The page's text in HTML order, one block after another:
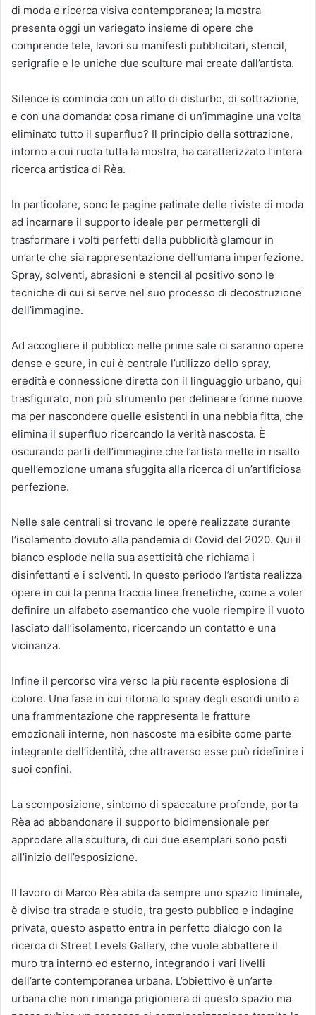
di moda e ricerca visiva contemporanea; la mostra
presenta oggi un variegato insieme di opere che
comprende tele, lavori su manifesti pubblicitari, stencil,
serigrafie e le uniche due sculture mai create dall’artista.
Silence is comincia con un atto di disturbo, di sottrazione,
e con una domanda: cosa rimane di un’immagine una volta
eliminato tutto il superfluo? Il principio della sottrazione,
intorno a cui ruota tutta la mostra, ha caratterizzato l’intera
ricerca artistica di Rèa.
In particolare, sono le pagine patinate delle riviste di moda
ad incarnare il supporto ideale per permettergli di
trasformare i volti perfetti della pubblicità glamour in
un’arte che sia rappresentazione dell’umana imperfezione.
Spray, solventi, abrasioni e stencil al positivo sono le
tecniche di cui si serve nel suo processo di decostruzione
dell’immagine.
Ad accogliere il pubblico nelle prime sale ci saranno opere
dense e scure, in cui è centrale l’utilizzo dello spray,
eredità e connessione diretta con il linguaggio urbano, qui
trasfigurato, non più strumento per delineare forme nuove
ma per nascondere quelle esistenti in una nebbia fitta, che
elimina il superfluo ricercando la verità nascosta. È
oscurando parti dell’immagine che l’artista mette in risalto
quell’emozione umana sfuggita alla ricerca di un’artificiosa
perfezione.
Nelle sale centrali si trovano le opere realizzate durante
l’isolamento dovuto alla pandemia di Covid del 2020. Qui il
bianco esplode nella sua asetticità che richiama i
disinfettanti e i solventi. In questo periodo l’artista realizza
opere in cui la penna traccia linee frenetiche, come a voler
definire un alfabeto asemantico che vuole riempire il vuoto
lasciato dall’isolamento, ricercando un contatto e una
vicinanza.
Infine il percorso vira verso la più recente esplosione di
colore. Una fase in cui ritorna lo spray degli esordi unito a
una frammentazione che rappresenta le fratture
emozionali interne, non nascoste ma esibite come parte
integrante dell’identità, che attraverso esse può ridefinire i
suoi confini.
La scomposizione, sintomo di spaccature profonde, porta
Rèa ad abbandonare il supporto bidimensionale per
approdare alla scultura, di cui due esemplari sono posti
all’inizio dell’esposizione.
Il lavoro di Marco Rèa abita da sempre uno spazio liminale,
è diviso tra strada e studio, tra gesto pubblico e indagine
privata, questo aspetto entra in perfetto dialogo con la
ricerca di Street Levels Gallery, che vuole abbattere il
muro tra interno ed esterno, integrando i vari livelli
dell’arte contemporanea urbana. L’obiettivo è un’arte
urbana che non rimanga prigioniera di questo spazio ma